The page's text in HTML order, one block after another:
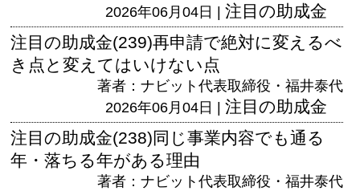
2026年06月04日 | 注目の助成金
注目の助成金(239)再申請で絶対に変えるべ
き点と変えてはいけない点
著者：ナビット代表取締役・福井泰代
2026年06月04日 | 注目の助成金
注目の助成金(238)同じ事業内容でも通る
年・落ちる年がある理由
著者：ナビット代表取締役・福井泰代